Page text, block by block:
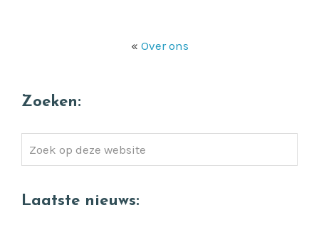
« Over ons
Zoeken:
Zoek
op
website
Laatste nieuws: